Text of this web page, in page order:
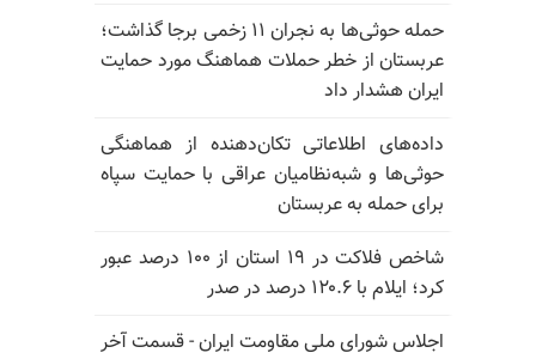
حمله حوثی‌ها به نجران ۱۱ زخمی برجا گذاشت؛
عربستان از خطر حملات هماهنگ مورد حمایت
ایران هشدار داد
داده‌های اطلاعاتی تکان‌دهنده از هماهنگی
حوثی‌ها و شبه‌نظامیان عراقی با حمایت سپاه
برای حمله به عربستان
شاخص فلاکت در ۱۹ استان از ۱۰۰ درصد عبور
کرد؛ ایلام با ۱۲۰.۶ درصد در صدر
اجلاس شورای ملی مقاومت ایران - قسمت آخر